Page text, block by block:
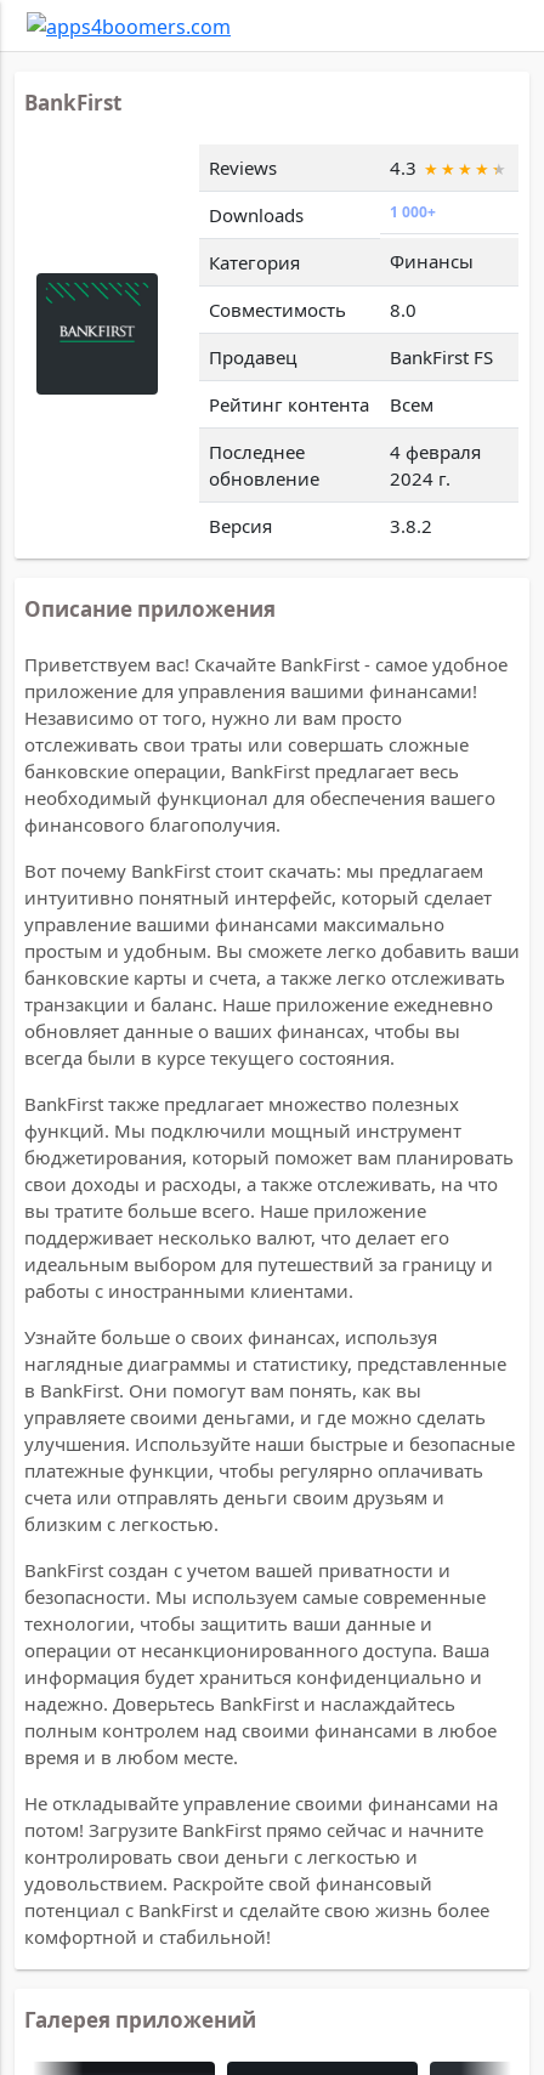
BankFirst
Reviews
4.3
Downloads
1 000+
Категория
Финансы
Совместимость
8.0
Продавец
BankFirst FS
Рейтинг контента
Всем
Последнее
обновление
4 февраля
2024 г.
Версия
3.8.2
Описание приложения
Приветствуем вас! Скачайте BankFirst - самое удобное
приложение для управления вашими финансами!
Независимо от того, нужно ли вам просто
отслеживать свои траты или совершать сложные
банковские операции, BankFirst предлагает весь
необходимый функционал для обеспечения вашего
финансового благополучия.
Вот почему BankFirst стоит скачать: мы предлагаем
интуитивно понятный интерфейс, который сделает
управление вашими финансами максимально
простым и удобным. Вы сможете легко добавить ваши
банковские карты и счета, а также легко отслеживать
транзакции и баланс. Наше приложение ежедневно
обновляет данные о ваших финансах, чтобы вы
всегда были в курсе текущего состояния.
BankFirst также предлагает множество полезных
функций. Мы подключили мощный инструмент
бюджетирования, который поможет вам планировать
свои доходы и расходы, а также отслеживать, на что
вы тратите больше всего. Наше приложение
поддерживает несколько валют, что делает его
идеальным выбором для путешествий за границу и
работы с иностранными клиентами.
Узнайте больше о своих финансах, используя
наглядные диаграммы и статистику, представленные
в BankFirst. Они помогут вам понять, как вы
управляете своими деньгами, и где можно сделать
улучшения. Используйте наши быстрые и безопасные
платежные функции, чтобы регулярно оплачивать
счета или отправлять деньги своим друзьям и
близким с легкостью.
BankFirst создан с учетом вашей приватности и
безопасности. Мы используем самые современные
технологии, чтобы защитить ваши данные и
операции от несанкционированного доступа. Ваша
информация будет храниться конфиденциально и
надежно. Доверьтесь BankFirst и наслаждайтесь
полным контролем над своими финансами в любое
время и в любом месте.
Не откладывайте управление своими финансами на
потом! Загрузите BankFirst прямо сейчас и начните
контролировать свои деньги с легкостью и
удовольствием. Раскройте свой финансовый
потенциал с BankFirst и сделайте свою жизнь более
комфортной и стабильной!
Галерея приложений